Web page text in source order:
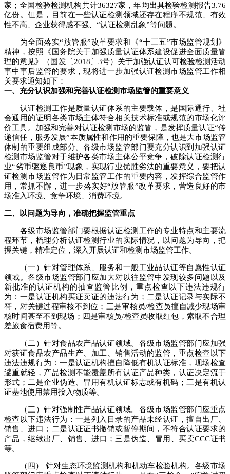
家；全国检验检测机构共计36327家，年均出具检验检测报告3.76
亿份。但是，目前在一些认证检测领域还存在程序不规范、有效
性不高、企业获得感不强、“认证检测乱象”等问题。
为全面落实“放管服”改革要求和《“十三五”市场监管规划》
精神，按照《国务院关于加强质量认证体系建设促进全面质量管
理的意见》（国发〔2018〕3号）关于加强认证认可检验检测活动
事中事后监管的要求，现将进一步加强认证检测市场监管工作相
关要求通知如下：
一、充分认识加强和完善认证检测市场监管的重要意义
认证检测工作是质量认证体系的主要载体，是国际通行、社
会通用的证明各类市场主体符合相关技术标准或规范的市场化评
价工具。加强和完善对认证检测市场的监管，是发挥质量认证“传
递信任，服务发展”本质属性和作用的重要保障，也是大市场监管
体制的重要组成部分。各级市场监管部门要充分认识到加强认证
检测市场监管对于维护各类市场主体公平竞争，破除认证检测行
业“劣币驱逐良币”现象，实现行业优胜劣汰的重要意义，要把认
证检测市场监管作为日常监管工作的重要内容，发挥综合监管作
用，常抓不懈，进一步落实好“放管服”改革要求，营造良好的市
场准入环境、竞争环境、消费环境。
二、以问题为导向，准确把握监管重点
各级市场监管部门要根据认证检测工作的专业特点和主要流
程环节，梳理分析认证检测行业的实际情况，以问题为导向，把
握关键，精准定位，深入开展认证和检测市场监管工作。
（一）针对管理体系、服务和一般工业品认证等自愿性认证
领域。各级市场监管部门应加大对以往监管中发现较多问题以及
新批准的认证机构的抽查监管比例，重点检查以下违法违规行
为：一是认证机构买证卖证的违法行为；二是认证记录与实际不
符，对关键过程审核不到位；三是审核员/检查员擅自减少现场审
核时间甚至不到现场；四是审核员/检查员收取红包，索取不合理
差旅食宿费用等。
（二）针对食品农产品认证领域。各级市场监管部门应加强
对获证食品农产品生产、加工、销售活动的监管，重点检查以下
违法违规行为：一是认证机构擅自降低有机认证标准，现场检查
避重就轻，产品检测不能覆盖所有认证产品种类，认证决定流于
形式；二是企业伪造、冒用有机认证标志或有机码；三是有机认
证基地使用禁用投入物质等。
（三）针对强制性产品认证领域。各级市场监管部门应重点
检查以下违法行为：一是列入目录的产品未经认证，擅自出厂、
销售、进口；二是认证证书撤销或暂停期间，不符合认证要求的
产品，继续出厂、销售、进口；三是伪造、冒用、买卖CCC证书
等。
（四） 针对生态环境监测机构和机动车检验机构。各级市场